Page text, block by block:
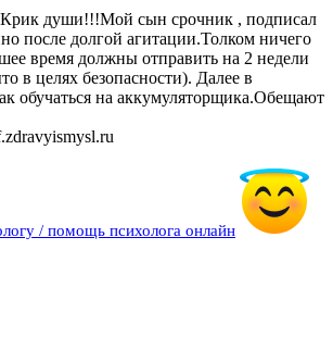
души!!!Мой сын срочник , подписал
после долгой агитации.Толком ничего
время должны отправить на 2 недели
в целях безопасности). Далее в
обучаться на аккумуляторщика.Обещают
/ помощь психолога онлайн